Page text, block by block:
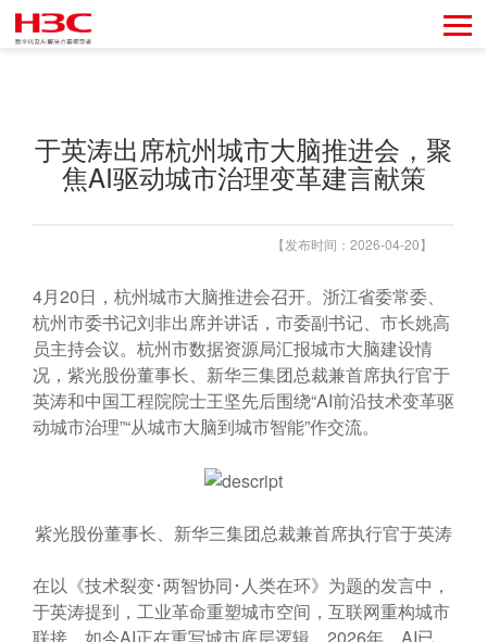
于英涛出席杭州城市大脑推进会，聚
焦AI驱动城市治理变革建言献策
【发布时间：2026-04-20】
4月20日，杭州城市大脑推进会召开。浙江省委常委、
杭州市委书记刘非出席并讲话，市委副书记、市长姚高
员主持会议。杭州市数据资源局汇报城市大脑建设情
况，紫光股份董事长、新华三集团总裁兼首席执行官于
英涛和中国工程院院士王坚先后围绕“AI前沿技术变革驱
动城市治理”“从城市大脑到城市智能”作交流。
紫光股份董事长、新华三集团总裁兼首席执行官于英涛
在以《技术裂变･两智协同･人类在环》为题的发言中，
于英涛提到，工业革命重塑城市空间，互联网重构城市
联接，如今AI正在重写城市底层逻辑。2026年，AI已